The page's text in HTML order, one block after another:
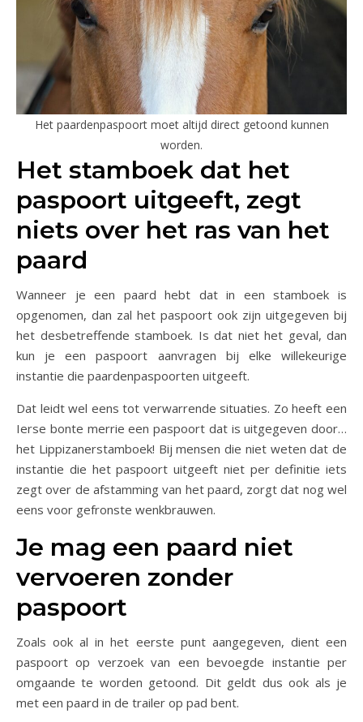
Het paardenpaspoort moet altijd direct getoond kunnen
worden.
Het stamboek dat het
paspoort uitgeeft, zegt
niets over het ras van het
paard
Wanneer je een paard hebt dat in een stamboek is
opgenomen, dan zal het paspoort ook zijn uitgegeven bij
het desbetreffende stamboek. Is dat niet het geval, dan
kun je een paspoort aanvragen bij elke willekeurige
instantie die paardenpaspoorten uitgeeft.
Dat leidt wel eens tot verwarrende situaties. Zo heeft een
Ierse bonte merrie een paspoort dat is uitgegeven door…
het Lippizanerstamboek! Bij mensen die niet weten dat de
instantie die het paspoort uitgeeft niet per definitie iets
zegt over de afstamming van het paard, zorgt dat nog wel
eens voor gefronste wenkbrauwen.
Je mag een paard niet
vervoeren zonder
paspoort
Zoals ook al in het eerste punt aangegeven, dient een
paspoort op verzoek van een bevoegde instantie per
omgaande te worden getoond. Dit geldt dus ook als je
met een paard in de trailer op pad bent.